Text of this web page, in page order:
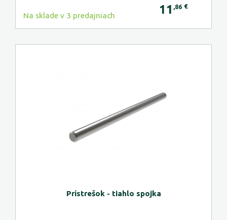
Na sklade v 3 predajniach 11 ,86 €
Prístrešok - tiahlo spojka